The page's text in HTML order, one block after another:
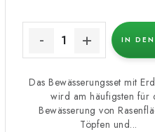
IN
Das Bewässerungsset mit
wird am häufigsten für
Bewässerung von
Töpfen und...